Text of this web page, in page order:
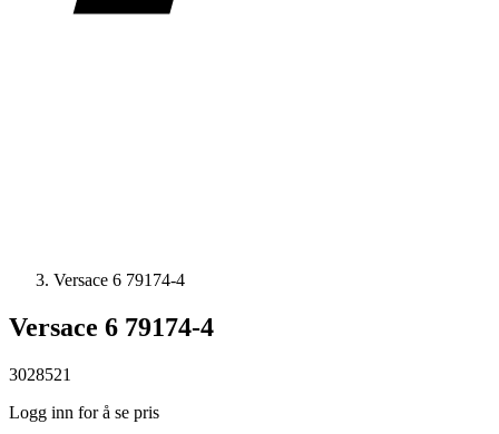
Versace 6 79174-4
Versace 6 79174-4
3028521
Logg inn for å se pris